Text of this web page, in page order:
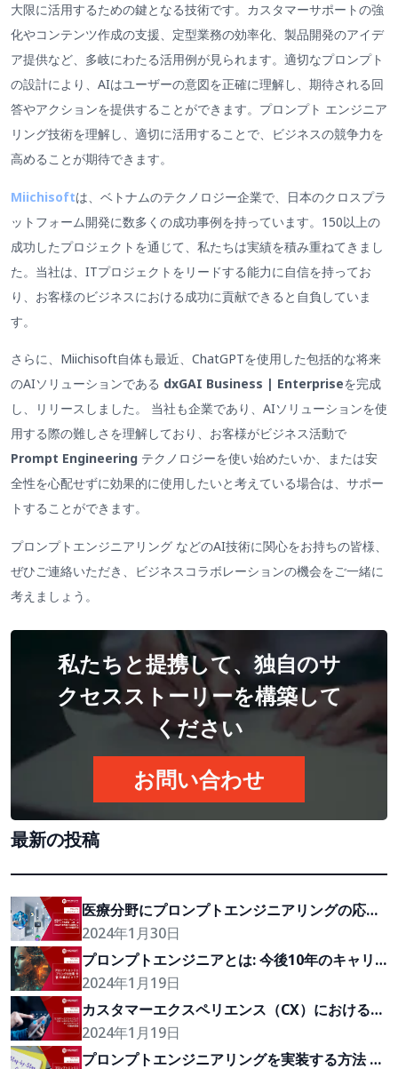
大限に活用するための鍵となる技術です。カスタマーサポートの強
化やコンテンツ作成の支援、定型業務の効率化、製品開発のアイデ
ア提供など、多岐にわたる活用例が見られます。適切なプロンプト
の設計により、AIはユーザーの意図を正確に理解し、期待される回
答やアクションを提供することができます。プロンプト エンジニア
リング技術を理解し、適切に活用することで、ビジネスの競争力を
高めることが期待できます。
Miichisoftは、ベトナムのテクノロジー企業で、日本のクロスプラ
ットフォーム開発に数多くの成功事例を持っています。150以上の
成功したプロジェクトを通じて、私たちは実績を積み重ねてきまし
た。当社は、ITプロジェクトをリードする能力に自信を持ってお
り、お客様のビジネスにおける成功に貢献できると自負していま
す。
さらに、Miichisoft自体も最近、ChatGPTを使用した包括的な将来
のAIソリューションである dxGAI Business | Enterpriseを完成
し、リリースしました。 当社も企業であり、AIソリューションを使
用する際の難しさを理解しており、お客様がビジネス活動で
Prompt Engineering テクノロジーを使い始めたいか、または安
全性を心配せずに効果的に使用したいと考えている場合は、サポー
トすることができます。
プロンプトエンジニアリング などのAI技術に関心をお持ちの皆様、
ぜひご連絡いただき、ビジネスコラボレーションの機会をご一緒に
考えましょう。
私たちと提携して、独自のサ
クセスストーリーを構築して
ください
お問い合わせ
最新の投稿
医療分野にプロンプトエンジニアリングの応
用・人間とAIの相互作用改善する具体的な10つ
の推奨事項
2024年1月30日
プロンプトエンジニアとは: 今後10年のキャリ
ア
2024年1月19日
カスタマーエクスペリエンス（CX）におけるプ
ロンプトエンジニアリングの潜在的価値
2024年1月19日
プロンプトエンジニアリングを実装する方法 |